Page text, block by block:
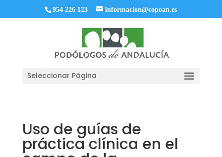
954 226 123 informacion@copoan.es
Seleccionar Página
Uso de guías de
práctica clínica en el